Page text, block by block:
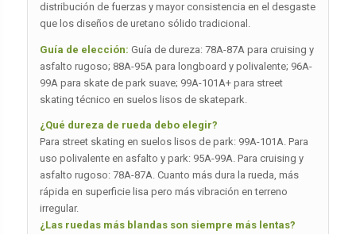
distribución de fuerzas y mayor consistencia en el desgaste
que los diseños de uretano sólido tradicional.
Guía de elección: Guía de dureza: 78A-87A para cruising y
asfalto rugoso; 88A-95A para longboard y polivalente; 96A-
99A para skate de park suave; 99A-101A+ para street
skating técnico en suelos lisos de skatepark.
¿Qué dureza de rueda debo elegir?
Para street skating en suelos lisos de park: 99A-101A. Para
uso polivalente en asfalto y park: 95A-99A. Para cruising y
asfalto rugoso: 78A-87A. Cuanto más dura la rueda, más
rápida en superficie lisa pero más vibración en terreno
irregular.
¿Las ruedas más blandas son siempre más lentas?